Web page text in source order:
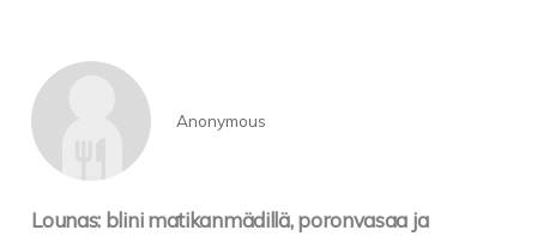
Anonymous
Lounas: blini matikanmädillä, poronvasaa ja